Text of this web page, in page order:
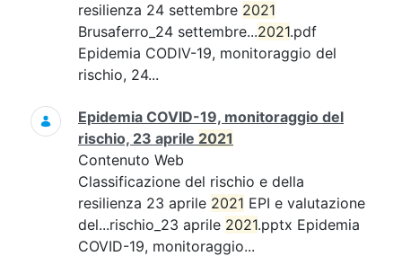
resilienza 24 settembre 2021
Brusaferro_24 settembre...2021.pdf
Epidemia CODIV-19, monitoraggio del
rischio, 24...
Epidemia COVID-19, monitoraggio del
rischio, 23 aprile 2021
Contenuto Web
Classificazione del rischio e della
resilienza 23 aprile 2021 EPI e valutazione
del...rischio_23 aprile 2021.pptx Epidemia
COVID-19, monitoraggio...